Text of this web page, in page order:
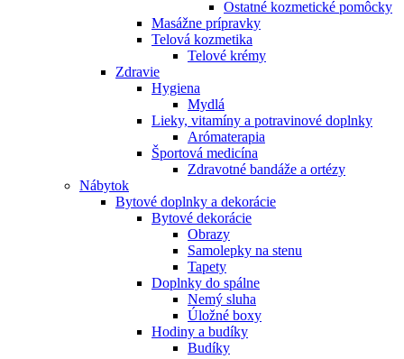
Ostatné kozmetické pomôcky
Masážne prípravky
Telová kozmetika
Telové krémy
Zdravie
Hygiena
Mydlá
Lieky, vitamíny a potravinové doplnky
Arómaterapia
Športová medicína
Zdravotné bandáže a ortézy
Nábytok
Bytové doplnky a dekorácie
Bytové dekorácie
Obrazy
Samolepky na stenu
Tapety
Doplnky do spálne
Nemý sluha
Úložné boxy
Hodiny a budíky
Budíky